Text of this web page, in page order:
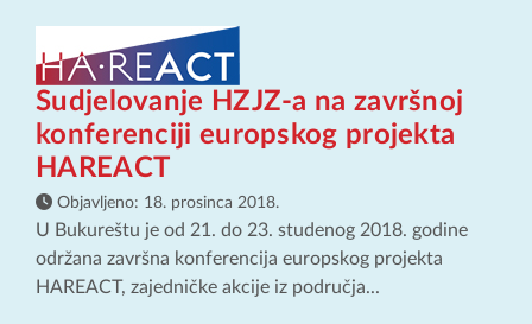
Sudjelovanje HZJZ-a na završnoj
konferenciji europskog projekta
HAREACT
Objavljeno: 18. prosinca 2018.
U Bukureštu je od 21. do 23. studenog 2018. godine
održana završna konferencija europskog projekta
HAREACT, zajedničke akcije iz područja...